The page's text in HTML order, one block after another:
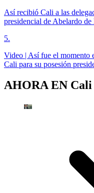
Así recibió Cali a las
presidencial de Abelardo de
5.
Video | Así fue el momento
Cali para su posesión
AHORA EN Cali